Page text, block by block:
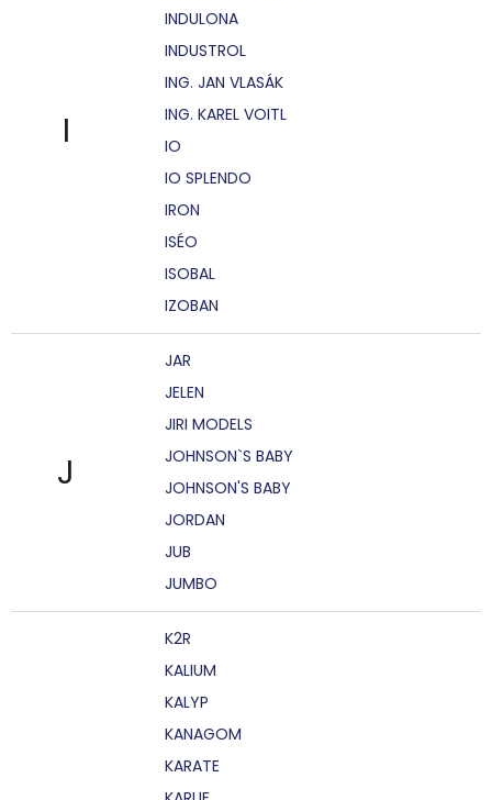
I
INDULONA
INDUSTROL
ING. JAN VLASÁK
ING. KAREL VOITL
IO
IO SPLENDO
IRON
ISÉO
ISOBAL
IZOBAN
J
JAR
JELEN
JIRI MODELS
JOHNSON`S BABY
JOHNSON'S BABY
JORDAN
JUB
JUMBO
K2R
KALIUM
KALYP
KANAGOM
KARATE